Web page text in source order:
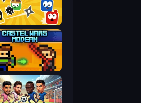
Squish
Castle Wars: Modern